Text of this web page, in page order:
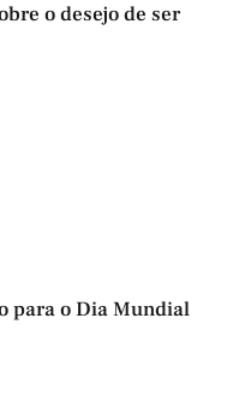
o desejo de ser
para o Dia Mundial